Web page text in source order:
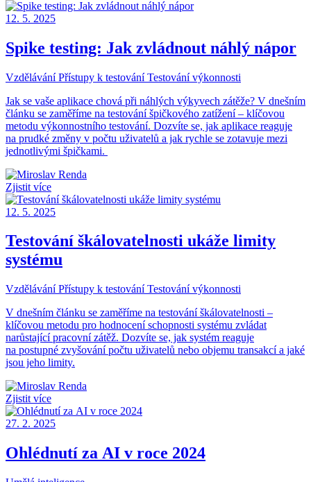
12. 5. 2025
Spike testing: Jak zvládnout náhlý nápor
Vzdělávání Přístupy k testování Testování výkonnosti
Jak se vaše aplikace chová při náhlých výkyvech zátěže? V dnešním
článku se zaměříme na testování špičkového zatížení – klíčovou
metodu výkonnostního testování. Dozvíte se, jak aplikace reaguje
na prudké změny v počtu uživatelů a jak rychle se zotavuje mezi
jednotlivými špičkami.
Zjistit více
12. 5. 2025
Testování škálovatelnosti ukáže limity
systému
Vzdělávání Přístupy k testování Testování výkonnosti
V dnešním článku se zaměříme na testování škálovatelnosti –
klíčovou metodu pro hodnocení schopnosti systému zvládat
narůstající pracovní zátěž. Dozvíte se, jak systém reaguje
na postupné zvyšování počtu uživatelů nebo objemu transakcí a jaké
jsou jeho limity.
Zjistit více
27. 2. 2025
Ohlédnutí za AI v roce 2024